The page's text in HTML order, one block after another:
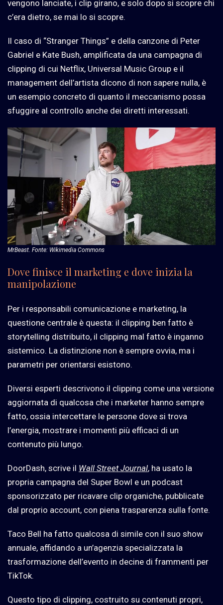
vengono lanciate, i clip girano, e solo dopo si scopre chi
c’era dietro, se mai lo si scopre.
Il caso di “Stranger Things” e della canzone di Peter
Gabriel e Kate Bush, amplificata da una campagna di
clipping di cui Netflix, Universal Music Group e il
management dell’artista dicono di non sapere nulla, è
un esempio concreto di quanto il meccanismo possa
sfuggire al controllo anche dei diretti interessati.
MrBeast. Fonte: Wikimedia Commons
Dove finisce il marketing e dove inizia la
manipolazione
Per i responsabili comunicazione e marketing, la
questione centrale è questa: il clipping ben fatto è
storytelling distribuito, il clipping mal fatto è inganno
sistemico. La distinzione non è sempre ovvia, ma i
parametri per orientarsi esistono.
Diversi esperti descrivono il clipping come una versione
aggiornata di qualcosa che i marketer hanno sempre
fatto, ossia intercettare le persone dove si trova
l’energia, mostrare i momenti più efficaci di un
contenuto più lungo.
DoorDash, scrive il Wall Street Journal, ha usato la
propria campagna del Super Bowl e un podcast
sponsorizzato per ricavare clip organiche, pubblicate
dal proprio account, con piena trasparenza sulla fonte.
Taco Bell ha fatto qualcosa di simile con il suo show
annuale, affidando a un’agenzia specializzata la
trasformazione dell’evento in decine di frammenti per
TikTok.
Questo tipo di clipping, costruito su contenuti propri,